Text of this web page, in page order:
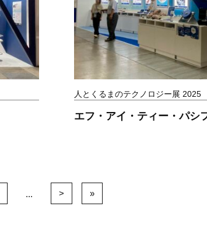
人とくるまのテクノロジー展 2025
エフ・アイ・ティー・パシ
... > »